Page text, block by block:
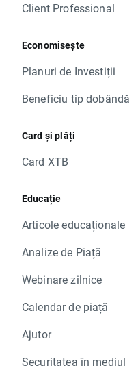
Client Professional
Economisește
Planuri de Investiții
Beneficiu tip dobândă
Card și plăți
Card XTB
Educație
Articole educaționale
Analize de Piață
Webinare zilnice
Calendar de piață
Ajutor
Securitatea în mediul